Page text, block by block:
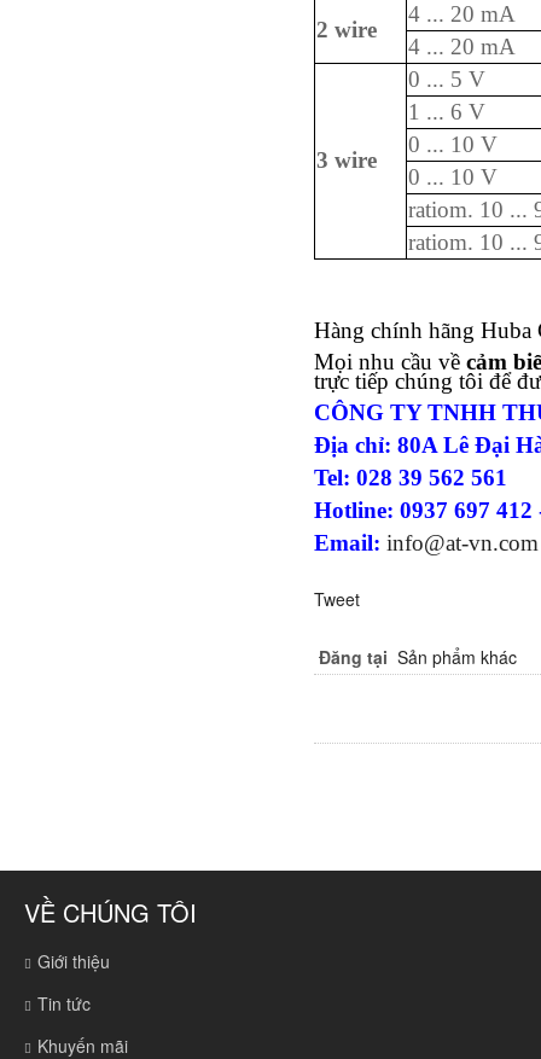
2 wire
4 ... 20 mA
4 ... 20 mA
3 wire
0 ... 5 V
1 ... 6 V
0 ... 10 V
0 ... 10 V
ratiom. 10 ...
ratiom. 10 ...
Hàng chính hãng
Mọi nhu cầu về cảm
trực tiếp chúng tôi để
CÔNG TY TNHH
Địa chỉ: 80A Lê Đại
Tel: 028 39 562 561
Hotline: 0937 697
Email: info@at-vn.com
Tweet
Đăng tại Sản phẩm khác
VỀ CHÚNG TÔI
Giới thiệu
Tin tức
Khuyến mãi